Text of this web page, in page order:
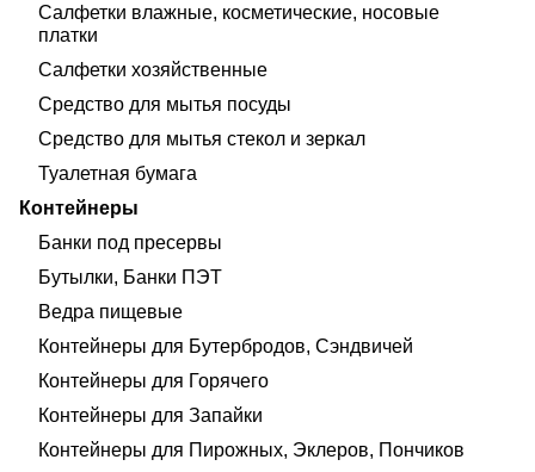
Салфетки влажные, косметические, носовые
платки
Салфетки хозяйственные
Средство для мытья посуды
Средство для мытья стекол и зеркал
Туалетная бумага
Контейнеры
Банки под пресервы
Бутылки, Банки ПЭТ
Ведра пищевые
Контейнеры для Бутербродов, Сэндвичей
Контейнеры для Горячего
Контейнеры для Запайки
Контейнеры для Пирожных, Эклеров, Пончиков